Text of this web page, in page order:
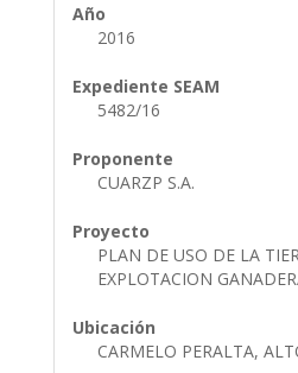
Año
2016
Expediente SEAM
5482/16
Proponente
CUARZP S.A.
Proyecto
PLAN DE USO DE LA
EXPLOTACION
Ubicación
CARMELO PERALTA,